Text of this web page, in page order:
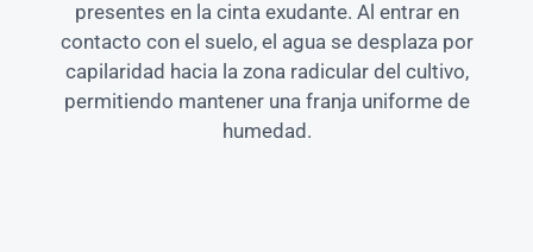
presentes en la cinta exudante. Al entrar en
contacto con el suelo, el agua se desplaza por
capilaridad hacia la zona radicular del cultivo,
permitiendo mantener una franja uniforme de
humedad.